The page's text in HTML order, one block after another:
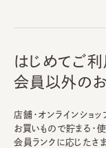
はじめてご利
会員以外の
店舗・オンラインショッ
お買いもので貯まる・
会員ランクに応じたさ